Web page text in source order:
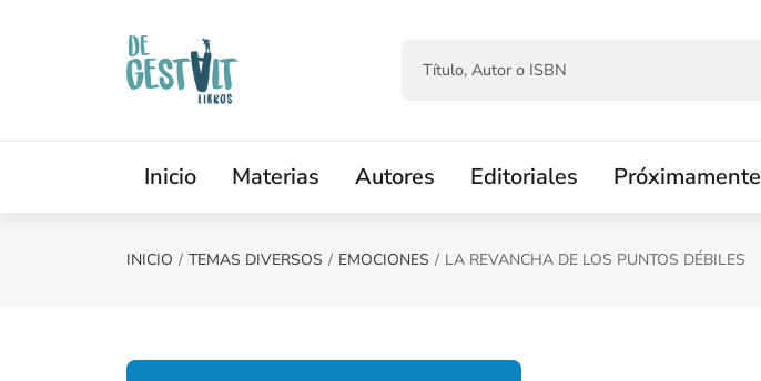
Inicio Materias Autores Editoriales Próximamente
INICIO TEMAS DIVERSOS EMOCIONES LA REVANCHA DE LOS PUNTOS DÉBILES